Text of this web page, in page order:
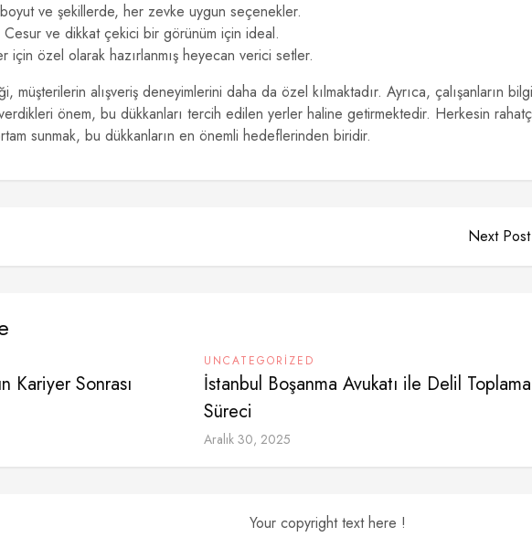
boyut ve şekillerde, her zevke uygun seçenekler.
Cesur ve dikkat çekici bir görünüm için ideal.
için özel olarak hazırlanmış heyecan verici setler.
müşterilerin alışveriş deneyimlerini daha da özel kılmaktadır. Ayrıca, çalışanların
önem, bu dükkanları tercih edilen yerler haline getirmektedir. Herkesin
sunmak, bu dükkanların en önemli hedeflerinden biridir.
Next
Kariyer Sonrası
UNCATEGORIZED
İstanbul Boşanma Avukatı ile Delil Toplama
Süreci
Aralık 30, 2025
Your copyright text here !